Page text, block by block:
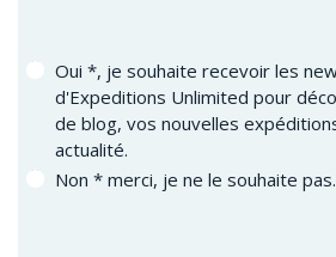
Oui *, je souhaite recevoir les
d'Expeditions Unlimited pour
de blog, vos nouvelles
actualité.
Non * merci, je ne le souhaite pas.